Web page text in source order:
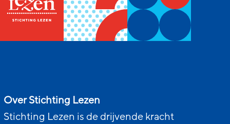
Over Stichting Lezen
Stichting Lezen is de drijvende kracht